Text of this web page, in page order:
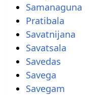
Samanaguna
Pratibala
Savatnijana
Savatsala
Savedas
Savega
Savegam